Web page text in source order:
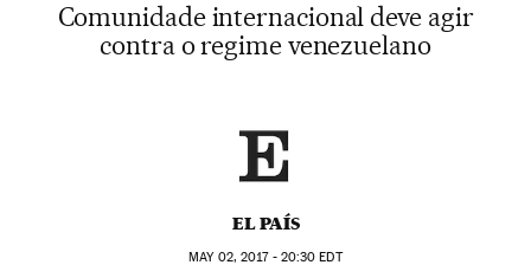
Comunidade internacional deve agir
contra o regime venezuelano
EL PAÍS
MAY02, 2017 - 20:30 EDT